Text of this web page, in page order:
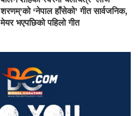
शरणम्’को ‘नेपाल हाँसेको’ गीत सार्वजनिक,
मेयर भएपछिको पहिलो गीत